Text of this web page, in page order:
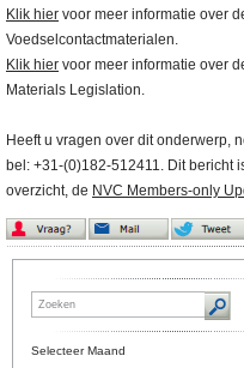
Klik hier voor meer informatie over
Voedselcontactmaterialen.
Klik hier voor meer informatie over
Materials Legislation.
Heeft u vragen over dit onderwerp,
bel: +31-(0)182-512411. Dit bericht
overzicht, de NVC Members-only
Selecteer Maand